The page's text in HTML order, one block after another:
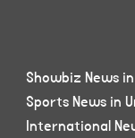
Showbiz News
Sports News in
International